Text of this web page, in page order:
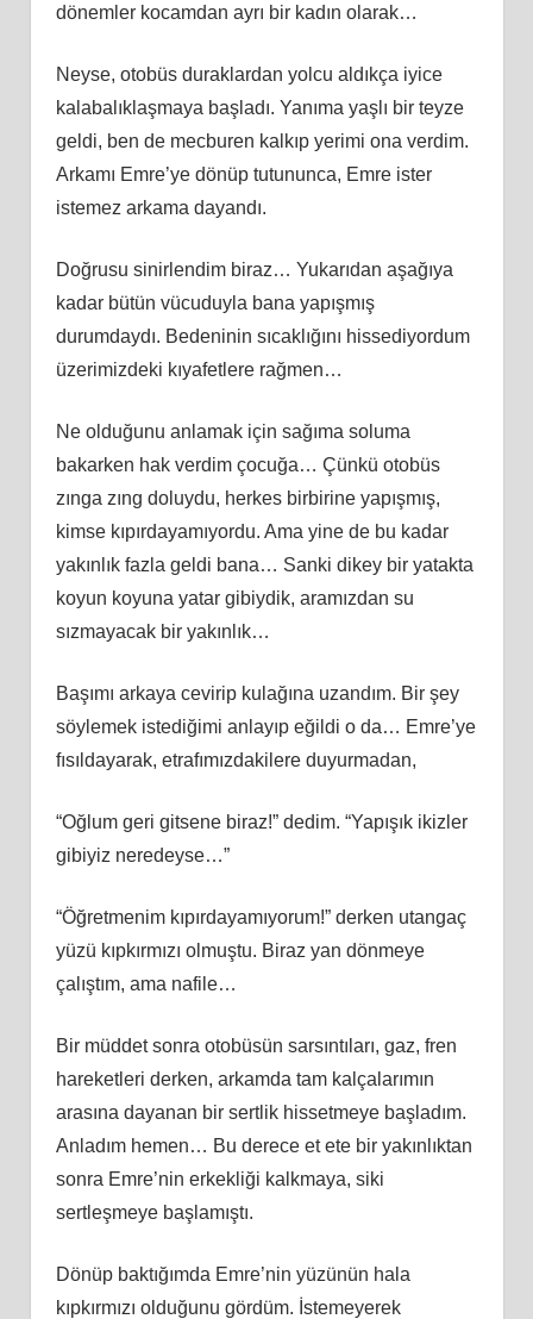
dönemler kocamdan ayrı bir kadın olarak…
Neyse, otobüs duraklardan yolcu aldıkça iyice
kalabalıklaşmaya başladı. Yanıma yaşlı bir teyze
geldi, ben de mecburen kalkıp yerimi ona verdim.
Arkamı Emre’ye dönüp tutununca, Emre ister
istemez arkama dayandı.
Doğrusu sinirlendim biraz… Yukarıdan aşağıya
kadar bütün vücuduyla bana yapışmış
durumdaydı. Bedeninin sıcaklığını hissediyordum
üzerimizdeki kıyafetlere rağmen…
Ne olduğunu anlamak için sağıma soluma
bakarken hak verdim çocuğa… Çünkü otobüs
zınga zıng doluydu, herkes birbirine yapışmış,
kimse kıpırdayamıyordu. Ama yine de bu kadar
yakınlık fazla geldi bana… Sanki dikey bir yatakta
koyun koyuna yatar gibiydik, aramızdan su
sızmayacak bir yakınlık…
Başımı arkaya cevirip kulağına uzandım. Bir şey
söylemek istediğimi anlayıp eğildi o da… Emre’ye
fısıldayarak, etrafımızdakilere duyurmadan,
“Oğlum geri gitsene biraz!” dedim. “Yapışık ikizler
gibiyiz neredeyse…”
“Öğretmenim kıpırdayamıyorum!” derken utangaç
yüzü kıpkırmızı olmuştu. Biraz yan dönmeye
çalıştım, ama nafile…
Bir müddet sonra otobüsün sarsıntıları, gaz, fren
hareketleri derken, arkamda tam kalçalarımın
arasına dayanan bir sertlik hissetmeye başladım.
Anladım hemen… Bu derece et ete bir yakınlıktan
sonra Emre’nin erkekliği kalkmaya, siki
sertleşmeye başlamıştı.
Dönüp baktığımda Emre’nin yüzünün hala
kıpkırmızı olduğunu gördüm. İstemeyerek